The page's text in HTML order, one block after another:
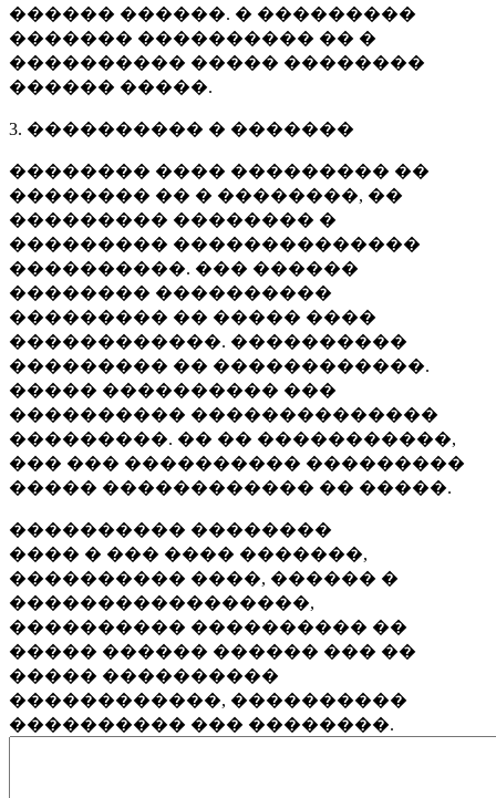
������ ������. � ���������
������� ���������� �� �
���������� ����� ��������
������ �����.
3. ���������� � �������
�������� ���� ��������� ��
�������� �� � ��������, ��
��������� �������� �
��������� ��������������
����������. ��� ������
�������� ����������
��������� �� ����� ����
������������. ����������
��������� �� ������������.
����� ���������� ���
���������� ��������������
���������. �� �� �����������,
��� ��� ���������� ���������
����� ������������ �� �����.
���������� ��������
���� � ��� ���� �������,
���������� ����, ������ �
�����������������,
���������� ���������� ��
����� ������ ������ ��� ��
����� ����������
������������, ����������
���������� ��� ��������.